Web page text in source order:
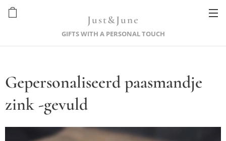
Just&June
GIFTS WITH A PERSONAL TOUCH
Gepersonaliseerd paasmandje
zink -gevuld